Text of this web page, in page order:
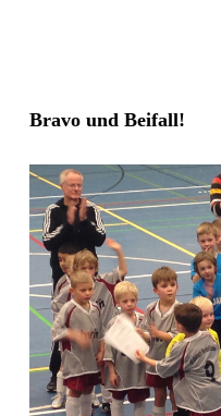
Bravo und Beifall!